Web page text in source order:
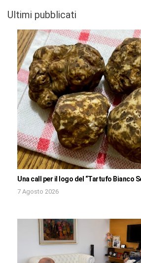
Ultimi pubblicati
Una call per il logo del “Tartufo Bianco
7 Agosto 2026